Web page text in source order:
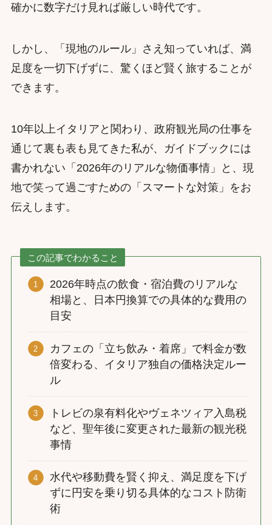
確かに数字だけ見れば厳しい時代です。
しかし、「現地のルール」さえ知っていれば、満
足度を一切下げずに、驚くほど賢く旅することが
できます。
10年以上イタリアと関わり、政府観光局の仕事を
通じて裏も表も見てきた私が、ガイドブックには
書かれない「2026年のリアルな物価事情」と、現
地で笑って過ごすための「スマートな対策」をお
伝えします。
この記事でわかること
2026年時点の飲食・宿泊費のリアルな
相場と、日本円換算での具体的な費用の
目安
カフェの「立ち飲み・着席」で料金が数
倍変わる、イタリア独自の価格決定ルー
ル
トレビの泉有料化やヴェネツィア入島税
など、聖年後に変更された最新の観光税
事情
水代や移動費を賢く抑え、満足度を下げ
ずに円安を乗り切る具体的なコスト防衛
術